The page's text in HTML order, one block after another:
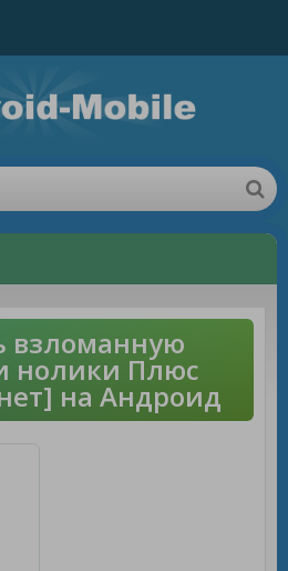
взломанную
нолики Плюс
на Андроид